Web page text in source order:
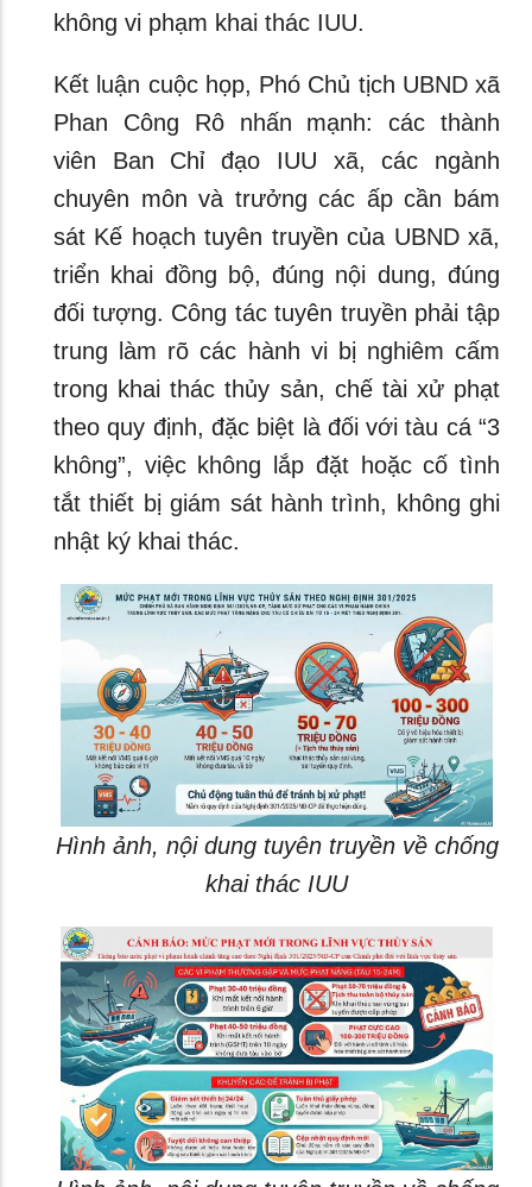
không vi phạm khai thác IUU.
Kết luận cuộc họp, Phó Chủ tịch UBND xã
Phan Công Rô nhấn mạnh: các thành
viên Ban Chỉ đạo IUU xã, các ngành
chuyên môn và trưởng các ấp cần bám
sát Kế hoạch tuyên truyền của UBND xã,
triển khai đồng bộ, đúng nội dung, đúng
đối tượng. Công tác tuyên truyền phải tập
trung làm rõ các hành vi bị nghiêm cấm
trong khai thác thủy sản, chế tài xử phạt
theo quy định, đặc biệt là đối với tàu cá “3
không”, việc không lắp đặt hoặc cố tình
tắt thiết bị giám sát hành trình, không ghi
nhật ký khai thác.
Hình ảnh, nội dung tuyên truyền về chống
khai thác IUU